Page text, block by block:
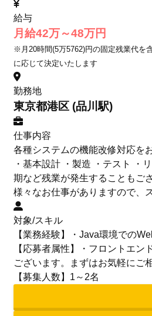
給与
月給42万～48万円
※月20時間(5万5762)円の固定残業代
に応じて決定いたします
勤務地
東京都港区 (品川駅)
仕事内容
各種システムの機能改修対応を
・基本設計 ・製造 ・テスト ・
期など残業が発生することもご
様々なお仕事がありますので、
対象/スキル
【業務経験】・Java環境での
【応募者属性】・フロントエ
ございます。まずはお気軽にご
【募集人数】1～2名